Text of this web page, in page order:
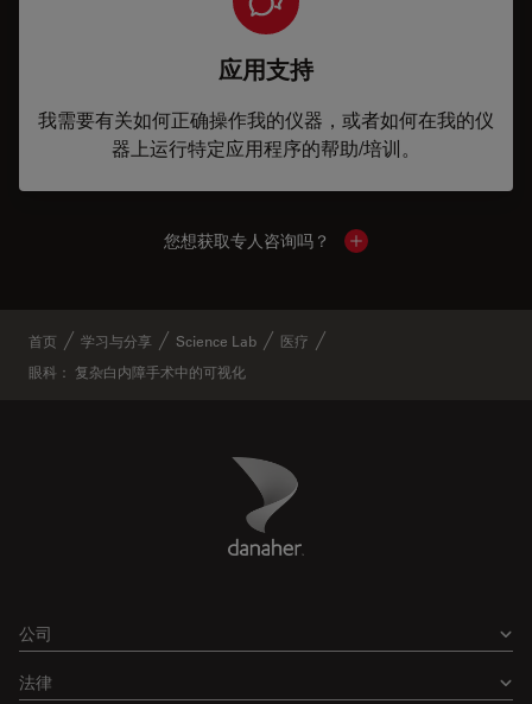
应用支持
我需要有关如何正确操作我的仪器，或者如何在我的仪
器上运行特定应用程序的帮助/培训。
您想获取专人咨询吗？ Show local contacts
首页 学习与分享 Science Lab
医疗
眼科： 复杂白内障手术中的可视化
Danaher Logo
公司
法律